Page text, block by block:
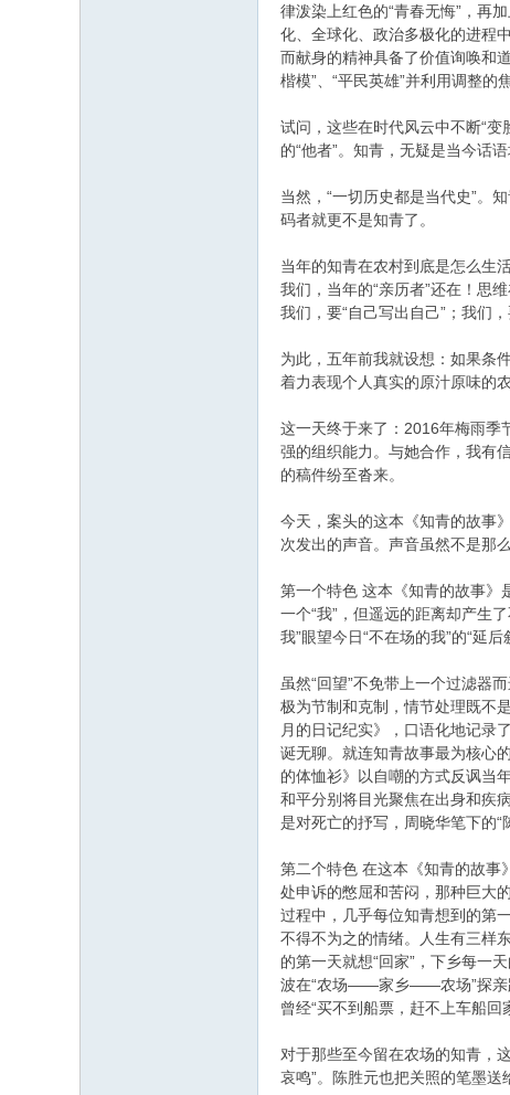
律泼染上红色的“青春无悔”，再
化、全球化、政治多极化的进程
而献身的精神具备了价值询唤和
楷模”、“平民英雄”并利用调整
试问，这些在时代风云中不断“
的“他者”。知青，无疑是当今话语
当然，“一切历史都是当代史”。
码者就更不是知青了。
当年的知青在农村到底是怎么生
我们，当年的“亲历者”还在！思
我们，要“自己写出自己”；我们，
为此，五年前我就设想：如果条
着力表现个人真实的原汁原味的
这一天终于来了：2016年梅雨季
强的组织能力。与她合作，我有
的稿件纷至沓来。
今天，案头的这本《知青的故事
次发出的声音。声音虽然不是那
第一个特色 这本《知青的故事》
一个“我”，但遥远的距离却产生
我”眼望今日“不在场的我”的“延
虽然“回望”不免带上一个过滤器
极为节制和克制，情节处理既不
月的日记纪实》，口语化地记录
诞无聊。就连知青故事最为核心
的体恤衫》以自嘲的方式反讽当
和平分别将目光聚焦在出身和疾
是对死亡的抒写，周晓华笔下的“
第二个特色 在这本《知青的故事
处申诉的憋屈和苦闷，那种巨大
过程中，几乎每位知青想到的第
不得不为之的情绪。人生有三样
的第一天就想“回家”，下乡每一
波在“农场——家乡——农场”探亲
曾经“买不到船票，赶不上车船回
对于那些至今留在农场的知青，
哀鸣”。陈胜元也把关照的笔墨送